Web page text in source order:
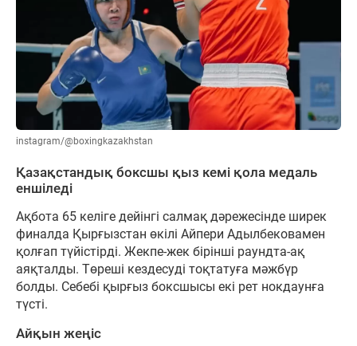
instagram/@boxingkazakhstan
Қазақстандық боксшы қыз кемі қола медаль
еншіледі
Ақбота 65 келіге дейінгі салмақ дәрежесінде ширек
финалда Қырғызстан өкілі Айпери Адылбековамен
қолғап түйістірді. Жекпе-жек бірінші раундта-ақ
аяқталды. Төреші кездесуді тоқтатуға мәжбүр
болды. Себебі қырғыз боксшысы екі рет нокдаунға
түсті.
Айқын жеңіс